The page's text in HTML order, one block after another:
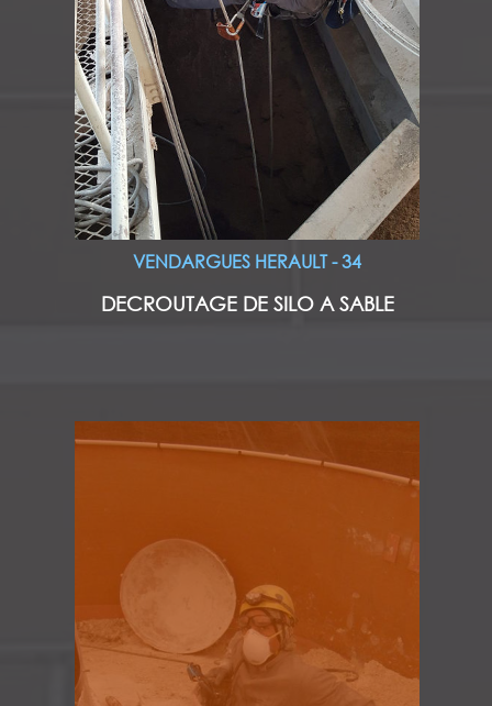
VENDARGUES HERAULT - 34
DECROUTAGE DE SILO A SABLE